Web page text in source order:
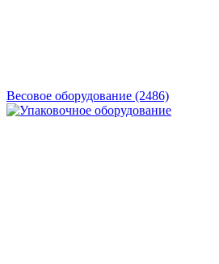
Весовое оборудование (2486)